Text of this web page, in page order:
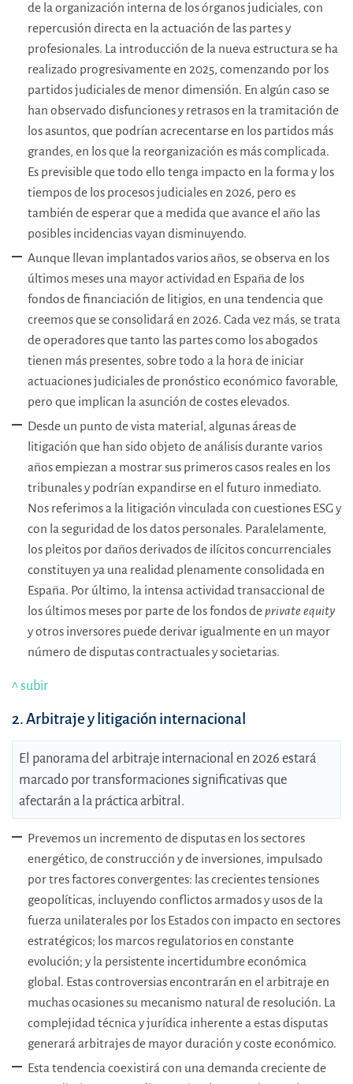
de la organización interna de los órganos judiciales, con
repercusión directa en la actuación de las partes y
profesionales. La introducción de la nueva estructura se ha
realizado progresivamente en 2025, comenzando por los
partidos judiciales de menor dimensión. En algún caso se
han observado disfunciones y retrasos en la tramitación de
los asuntos, que podrían acrecentarse en los partidos más
grandes, en los que la reorganización es más complicada.
Es previsible que todo ello tenga impacto en la forma y los
tiempos de los procesos judiciales en 2026, pero es
también de esperar que a medida que avance el año las
posibles incidencias vayan disminuyendo.
Aunque llevan implantados varios años, se observa en los
últimos meses una mayor actividad en España de los
fondos de financiación de litigios, en una tendencia que
creemos que se consolidará en 2026. Cada vez más, se trata
de operadores que tanto las partes como los abogados
tienen más presentes, sobre todo a la hora de iniciar
actuaciones judiciales de pronóstico económico favorable,
pero que implican la asunción de costes elevados.
Desde un punto de vista material, algunas áreas de
litigación que han sido objeto de análisis durante varios
años empiezan a mostrar sus primeros casos reales en los
tribunales y podrían expandirse en el futuro inmediato.
Nos referimos a la litigación vinculada con cuestiones ESG y
con la seguridad de los datos personales. Paralelamente,
los pleitos por daños derivados de ilícitos concurrenciales
constituyen ya una realidad plenamente consolidada en
España. Por último, la intensa actividad transaccional de
los últimos meses por parte de los fondos de private equity
y otros inversores puede derivar igualmente en un mayor
número de disputas contractuales y societarias.
^ subir
2. Arbitraje y litigación internacional
El panorama del arbitraje internacional en 2026 estará
marcado por transformaciones significativas que
afectarán a la práctica arbitral.
Prevemos un incremento de disputas en los sectores
energético, de construcción y de inversiones, impulsado
por tres factores convergentes: las crecientes tensiones
geopolíticas, incluyendo conflictos armados y usos de la
fuerza unilaterales por los Estados con impacto en sectores
estratégicos; los marcos regulatorios en constante
evolución; y la persistente incertidumbre económica
global. Estas controversias encontrarán en el arbitraje en
muchas ocasiones su mecanismo natural de resolución. La
complejidad técnica y jurídica inherente a estas disputas
generará arbitrajes de mayor duración y coste económico.
Esta tendencia coexistirá con una demanda creciente de